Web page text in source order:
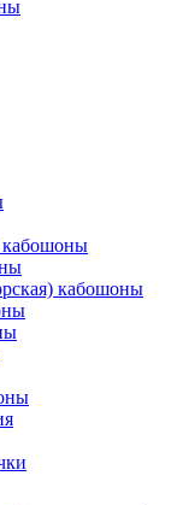
кабошоны